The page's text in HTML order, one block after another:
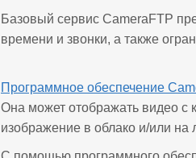
Базовый сервис CameraFTP
времени и звонки, а также
Программное обеспечение
Она может отображать видео с
изображение в облако и/или на